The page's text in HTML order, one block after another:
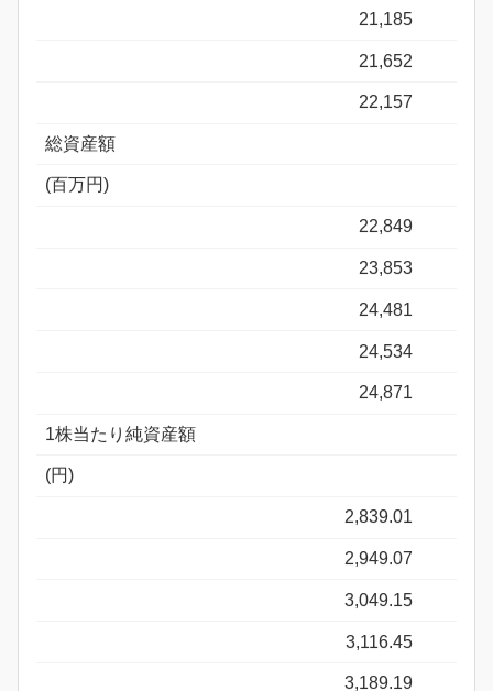
21,185
21,652
22,157
総資産額
(百万円)
22,849
23,853
24,481
24,534
24,871
1株当たり純資産額
(円)
2,839.01
2,949.07
3,049.15
3,116.45
3,189.19